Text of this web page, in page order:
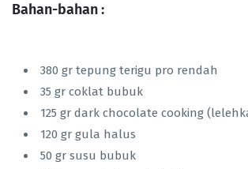
Bahan-bahan :
380 gr tepung terigu pro rendah
35 gr coklat bubuk
125 gr dark chocolate cooking
120 gr gula halus
50 gr susu bubuk